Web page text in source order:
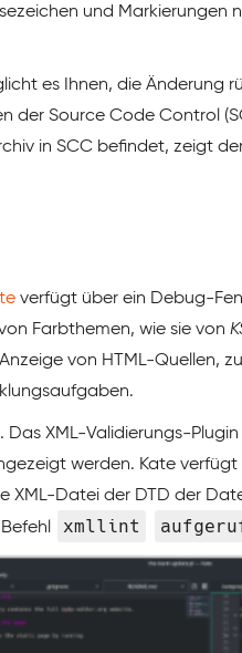
und Markierungen
es Ihnen, die Änderung
der Source Code Control
in SCC befindet, zeigt
verfügt über ein Debug-
Farbthemen, wie sie von
von HTML-Quellen,
Das XML-Validierungs-
werden. Kate
XML-Datei der DTD der
xmllint